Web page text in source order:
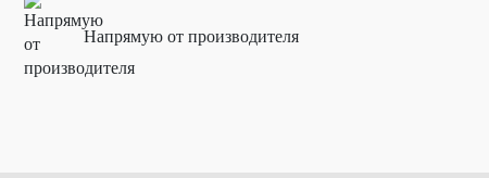
Напрямую от производителя